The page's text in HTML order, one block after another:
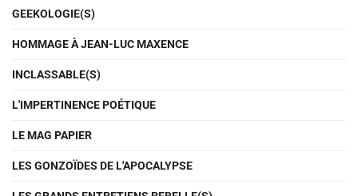
GEEKOLOGIE(S)
HOMMAGE À JEAN-LUC MAXENCE
INCLASSABLE(S)
L'IMPERTINENCE POÉTIQUE
LE MAG PAPIER
LES GONZOÏDES DE L'APOCALYPSE